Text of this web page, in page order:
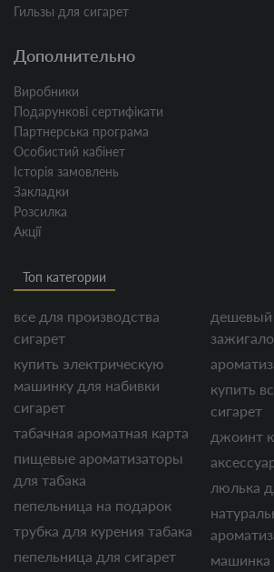
Гильзы для сигарет
Дополнительно
Виробники
Подарункові сертифікати
Партнерська програма
Особистий кабінет
Історія замовлень
Закладки
Розсилка
Акції
Топ категории
все для производства
сигарет
купить электрическую
машинку для набивки
сигарет
табачная ароматная карта
пищевые ароматизаторы
для табака
пепельница на подарок
трубка для курения табака
пепельница для сигарет
дешевый
купить
сигарет
джоинт
люлька
машинка